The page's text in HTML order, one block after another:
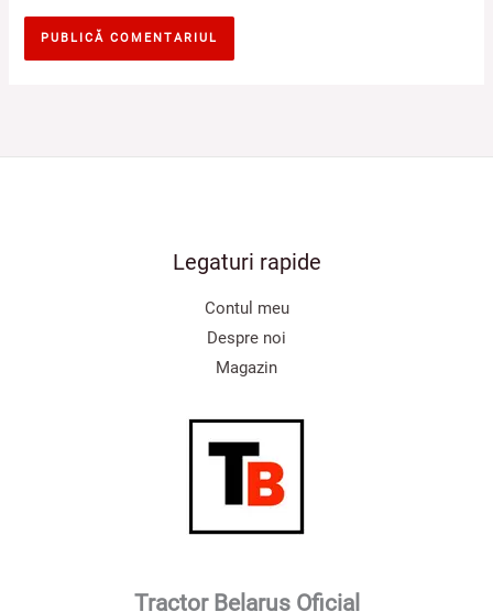
Legaturi rapide
Contul meu
Despre noi
Magazin
Tractor Belarus Oficial